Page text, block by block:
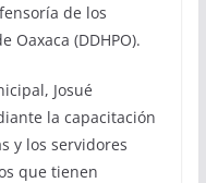
de los
Oaxaca (DDHPO).
Josué
la capacitación
y los servidores
que tienen